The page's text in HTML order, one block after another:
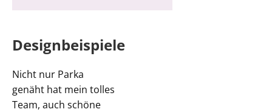
Designbeispiele
Nicht nur Parka
genäht hat mein tolles
Team, auch schöne